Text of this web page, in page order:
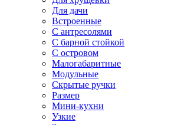
Для дачи
Встроенные
С антресолями
С барной стойкой
С островом
Малогабаритные
Модульные
Скрытые ручки
Размер
Мини-кухни
Узкие